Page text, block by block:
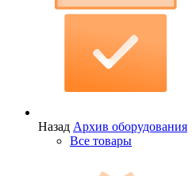
Назад Архив оборудования
Все товары